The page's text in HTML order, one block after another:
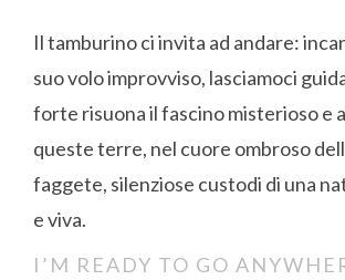
Il tamburino ci invita ad andare:
suo volo improvviso, lasciamoci
forte risuona il fascino misterioso e
queste terre, nel cuore ombroso
faggete, silenziose custodi di una
e viva.
I’M READY TO GO